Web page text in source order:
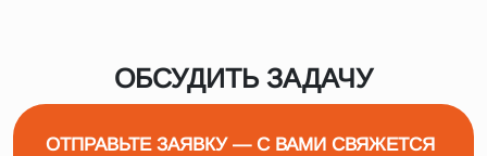
ОБСУДИТЬ ЗАДАЧУ
ОТПРАВЬТЕ ЗАЯВКУ — С ВАМИ СВЯЖЕТСЯ